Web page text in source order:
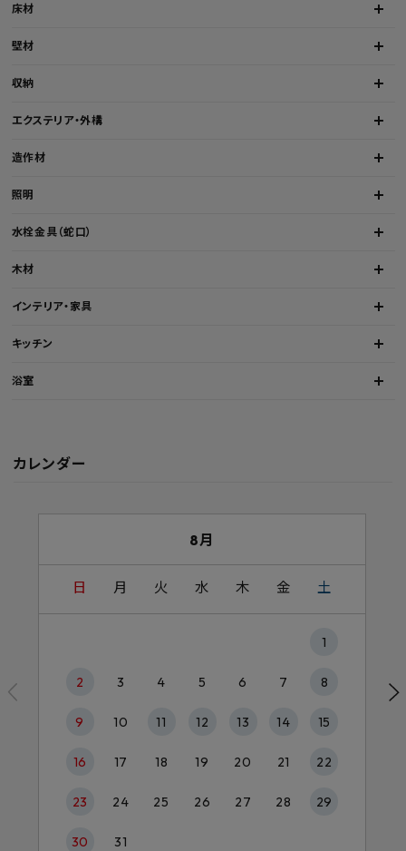
床材
壁材
収納
エクステリア・外構
造作材
照明
水栓金具（蛇口）
木材
インテリア・家具
キッチン
浴室
カレンダー
8月
日 月 火 水 木 金 土
1
2 3 4 5 6 7 8
9 10 11 12 13 14 15
16 17 18 19 20 21 22
23 24 25 26 27 28 29
30 31